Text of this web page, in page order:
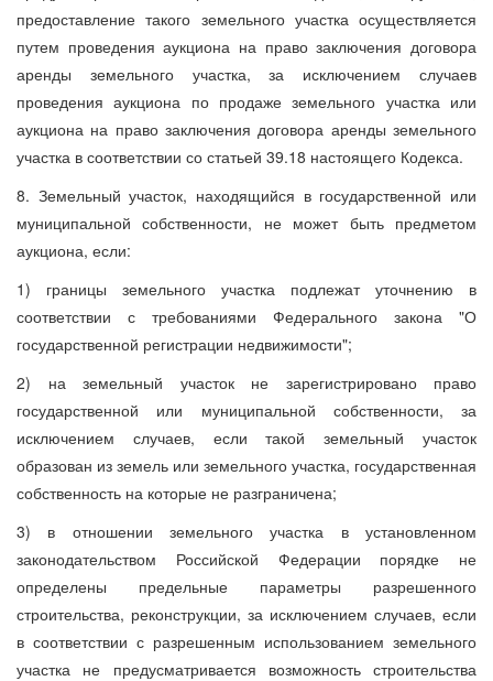
предоставление такого земельного участка осуществляется
путем проведения аукциона на право заключения договора
аренды земельного участка, за исключением случаев
проведения аукциона по продаже земельного участка или
аукциона на право заключения договора аренды земельного
участка в соответствии со статьей 39.18 настоящего Кодекса.
8. Земельный участок, находящийся в государственной или
муниципальной собственности, не может быть предметом
аукциона, если:
1) границы земельного участка подлежат уточнению в
соответствии с требованиями Федерального закона "О
государственной регистрации недвижимости";
2) на земельный участок не зарегистрировано право
государственной или муниципальной собственности, за
исключением случаев, если такой земельный участок
образован из земель или земельного участка, государственная
собственность на которые не разграничена;
3) в отношении земельного участка в установленном
законодательством Российской Федерации порядке не
определены предельные параметры разрешенного
строительства, реконструкции, за исключением случаев, если
в соответствии с разрешенным использованием земельного
участка не предусматривается возможность строительства